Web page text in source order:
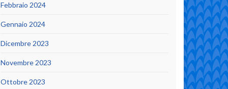
Febbraio 2024
Gennaio 2024
Dicembre 2023
Novembre 2023
Ottobre 2023